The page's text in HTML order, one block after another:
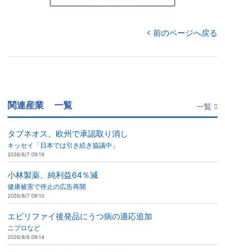
前のページへ戻る
関連産業 一覧 一覧
タブネオス、欧州で承認取り消し
キッセイ「日本では引き続き協議中」
2026/8/7 09:19
小林製薬、純利益64％減
健康被害で停止の広告再開
2026/8/7 09:10
エビリファイ後発品にうつ病の適応追加
ニプロなど
2026/8/6 09:14